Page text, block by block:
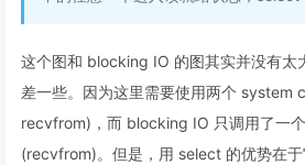
这个图和 blocking IO 的图其实并没有太
差一些。因为这里需要使用两个 system
recvfrom)，而 blocking IO 只调用了一
(recvfrom)。但是，用 select 的优势在